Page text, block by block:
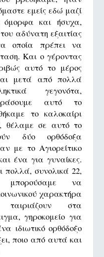
εμείς εδώ μαζί
και ήσυχα,
αδύνατη εξαιτίας
οποία πρέπει να
Και ο γέροντας
αυτό το μέρος
μετά από πολλά
γεγονότα,
αυτό το
το καλοκαίρι
θέλαμε σε αυτό το
δύο ορθόδοξα
με το Αγιορείτικο
ένα για γυναίκες.
πολλά, συνολικά 22,
να
χαρακτήρα
ταιριάζουν στα
γηροκομείο για
ιδιωτικό ορθόδοξο
ποιο από αυτά και